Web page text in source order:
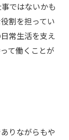
ではないかも
割を担ってい
常生活を支え
て働くことが
りながらもや